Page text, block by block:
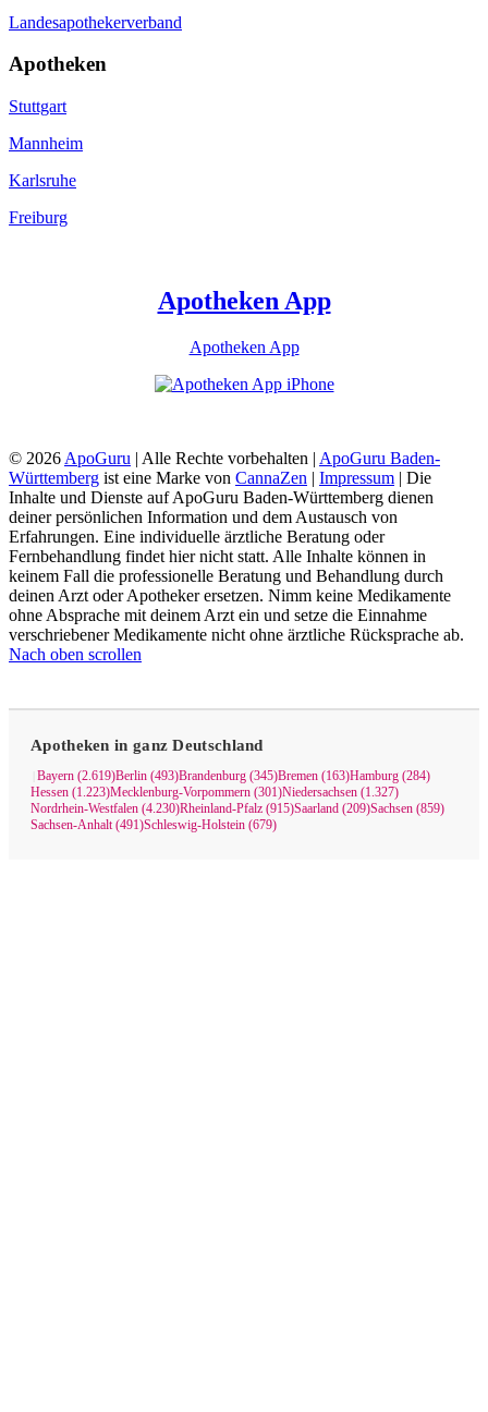
Landesapothekerverband
Apotheken
Stuttgart
Mannheim
Karlsruhe
Freiburg
Apotheken App
Apotheken App
© 2026 ApoGuru | Alle Rechte vorbehalten | ApoGuru Baden-
Württemberg ist eine Marke von CannaZen | Impressum | Die
Inhalte und Dienste auf ApoGuru Baden-Württemberg dienen
deiner persönlichen Information und dem Austausch von
Erfahrungen. Eine individuelle ärztliche Beratung oder
Fernbehandlung findet hier nicht statt. Alle Inhalte können in
keinem Fall die professionelle Beratung und Behandlung durch
deinen Arzt oder Apotheker ersetzen. Nimm keine Medikamente
ohne Absprache mit deinem Arzt ein und setze die Einnahme
verschriebener Medikamente nicht ohne ärztliche Rücksprache ab.
Nach oben scrollen
Apotheken in ganz Deutschland
Bayern (2.619)Berlin (493)Brandenburg (345)Bremen (163)Hamburg (284)
Hessen (1.223)Mecklenburg-Vorpommern (301)Niedersachsen (1.327)
Nordrhein-Westfalen (4.230)Rheinland-Pfalz (915)Saarland (209)Sachsen (859)
Sachsen-Anhalt (491)Schleswig-Holstein (679)